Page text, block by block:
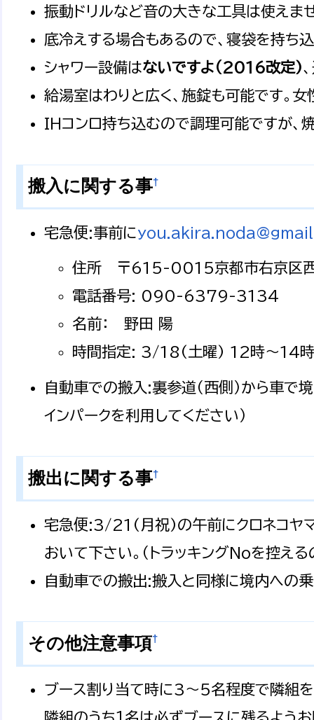
振動ドリルなど音の大きな工具は使えま
底冷えする場合もあるので、寝袋を持
シャワー設備はないですよ（2016改定)
給湯室はわりと広く、施錠も可能です。
IHコンロ持ち込むので調理可能ですが、
搬入に関する事†
宅急便:事前に
住所 〒615-0015京都市右京区
電話番号: 090-6379-3134
名前： 野田 陽
時間指定: 3/18(土曜) 12時～14時
自動車での搬入:裏参道（西側）から車で
インパークを利用してください）
搬出に関する事†
宅急便:3/21(月祝)の午前にクロネコヤ
おいて下さい。（トラッキングNoを控え
自動車での搬出:搬入と同様に境内への乗
その他注意事項†
ブース割り当て時に3〜5名程度で隣組を